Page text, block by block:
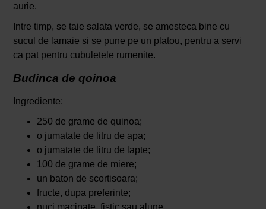
aurie.
Intre timp, se taie salata verde, se amesteca bine cu
sucul de lamaie si se pune pe un platou, pentru a servi
ca pat pentru cubuletele rumenite.
Budinca de qoinoa
Ingrediente:
250 de grame de quinoa;
o jumatate de litru de apa;
o jumatate de litru de lapte;
100 de grame de miere;
un baton de scortisoara;
fructe, dupa preferinte;
nuci macinate, fistic sau alune.